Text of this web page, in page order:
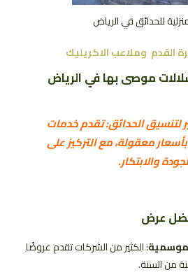
للحدائق في الرياض
القدم وملاعب الاكريليك
موصى بها في الرياض
لتنسيق الحدائق: تقدم خدمات
معقولة، مع التركيز على
والابتكار.
عرض
: الكثير من الشركات تقدم عروضًا
من السنة.